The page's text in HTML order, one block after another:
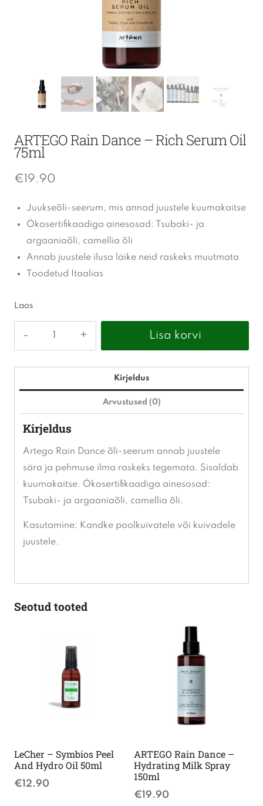
ARTEGO Rain Dance – Rich Serum Oil
75ml
€ 19.90
Juukseõli-seerum, mis annad juustele kuumakaitse
Ökosertifikaadiga ainesosad: Tsubaki- ja
argaaniaõli, camellia õli
Annab juustele ilusa läike neid raskeks muutmata
Toodetud Itaalias
Laos
Serum
Oil
Lisa korvi
Kirjeldus
Arvustused (0)
Kirjeldus
Artego Rain Dance õli-seerum annab juustele
sära ja pehmuse ilma raskeks tegemata. Sisaldab
kuumakaitse. Ökosertifikaadiga ainesosad:
Tsubaki- ja argaaniaõli, camellia õli.
Kasutamine: Kandke poolkuivatele või kuivadele
juustele.
Seotud tooted
LeCher – Symbios Peel
And Hydro Oil 50ml
€12.90
ARTEGO Rain Dance –
Hydrating Milk Spray
150ml
€19.90